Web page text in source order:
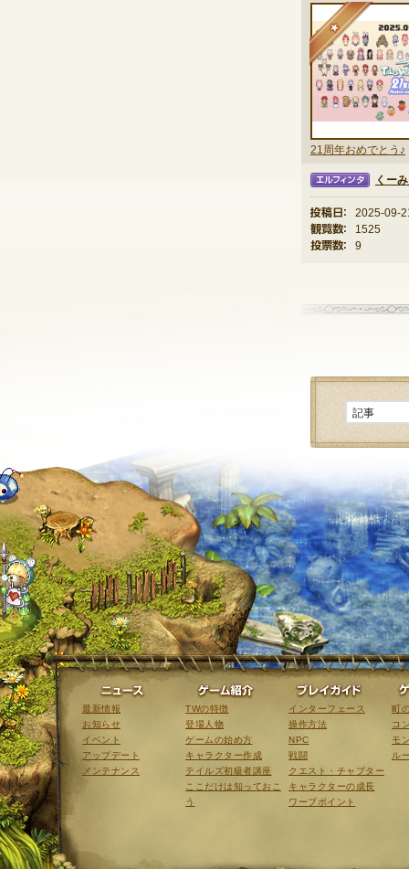
21周年おめでとう♪
くー
投稿日：
2025-09-
観覧数：
1525
投票数：
9
ニュース
最新情報
お知らせ
イベント
アップデート
メンテナンス
ゲーム紹介
TWの特徴
登場人物
ゲームの始め方
キャラクター作成
テイルズ初級者講座
ここだけは知っておこ
う
インターフェース
操作方法
NPC
戦闘
クエスト・チャプター
キャラクターの成長
ワープポイント
町
コ
モ
ル